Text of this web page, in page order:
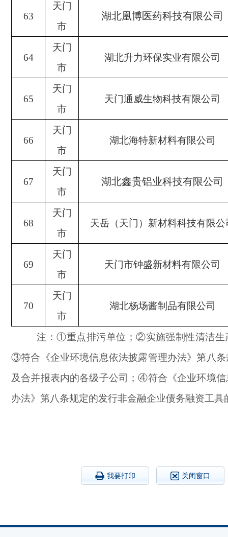
63
天门
市
湖北凰博医药科技有限公司
64
天门
市
湖北升力环保实业有限公司
65
天门
市
天门通威生物科技有限公司
66
天门
市
湖北海特新材料有限公司
67
天门
市
湖北鑫贵铝业科技有限公司
68
天门
市
天岳（天门）新材料科技有限公
69
天门
市
天门市钟盛新材料有限公司
70
天门
市
湖北杨场酱制品有限公司
注：①重点排污单位；②实施强制性清洁生
③符合《企业环境信息依法披露管理办法》第八
及合并报表内的各级子公司；④符合《企业环境
办法》第八条规定的发行非金融企业债务融资工具
我要打印 关闭窗口